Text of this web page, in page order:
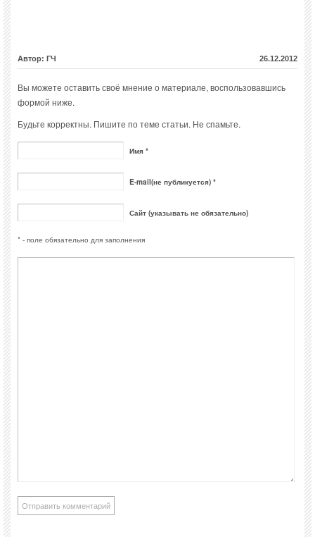
Автор: ГЧ 26.12.2012
Вы можете оставить своё мнение о материале, воспользовавшись
формой ниже.
Будьте корректны. Пишите по теме статьи. Не спамьте.
Имя *
E-mail(не публикуется) *
Сайт (указывать не обязательно)
* - поле обязательно для заполнения